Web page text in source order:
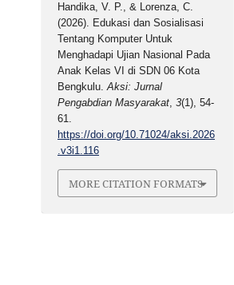
Handika, V. P., & Lorenza, C.
(2026). Edukasi dan Sosialisasi
Tentang Komputer Untuk
Menghadapi Ujian Nasional Pada
Anak Kelas VI di SDN 06 Kota
Bengkulu.Aksi: Jurnal
Pengabdian Masyarakat,3(1), 54-
61.
https://doi.org/10.71024/aksi.2026
.v3i1.116
MORE CITATION FORMATS